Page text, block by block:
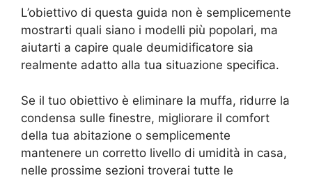
L’obiettivo di questa guida non è semplicemente
mostrarti quali siano i modelli più popolari, ma
aiutarti a capire quale deumidificatore sia
realmente adatto alla tua situazione specifica.
Se il tuo obiettivo è eliminare la muffa, ridurre la
condensa sulle finestre, migliorare il comfort
della tua abitazione o semplicemente
mantenere un corretto livello di umidità in casa,
nelle prossime sezioni troverai tutte le